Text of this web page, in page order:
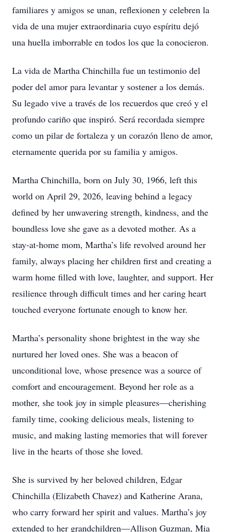
familiares y amigos se unan, reflexionen y celebren la
vida de una mujer extraordinaria cuyo espíritu dejó
una huella imborrable en todos los que la conocieron.
La vida de Martha Chinchilla fue un testimonio del
poder del amor para levantar y sostener a los demás.
Su legado vive a través de los recuerdos que creó y el
profundo cariño que inspiró. Será recordada siempre
como un pilar de fortaleza y un corazón lleno de amor,
eternamente querida por su familia y amigos.
Martha Chinchilla, born on July 30, 1966, left this
world on April 29, 2026, leaving behind a legacy
defined by her unwavering strength, kindness, and the
boundless love she gave as a devoted mother. As a
stay-at-home mom, Martha’s life revolved around her
family, always placing her children first and creating a
warm home filled with love, laughter, and support. Her
resilience through difficult times and her caring heart
touched everyone fortunate enough to know her.
Martha’s personality shone brightest in the way she
nurtured her loved ones. She was a beacon of
unconditional love, whose presence was a source of
comfort and encouragement. Beyond her role as a
mother, she took joy in simple pleasures—cherishing
family time, cooking delicious meals, listening to
music, and making lasting memories that will forever
live in the hearts of those she loved.
She is survived by her beloved children, Edgar
Chinchilla (Elizabeth Chavez) and Katherine Arana,
who carry forward her spirit and values. Martha’s joy
extended to her grandchildren—Allison Guzman, Mia